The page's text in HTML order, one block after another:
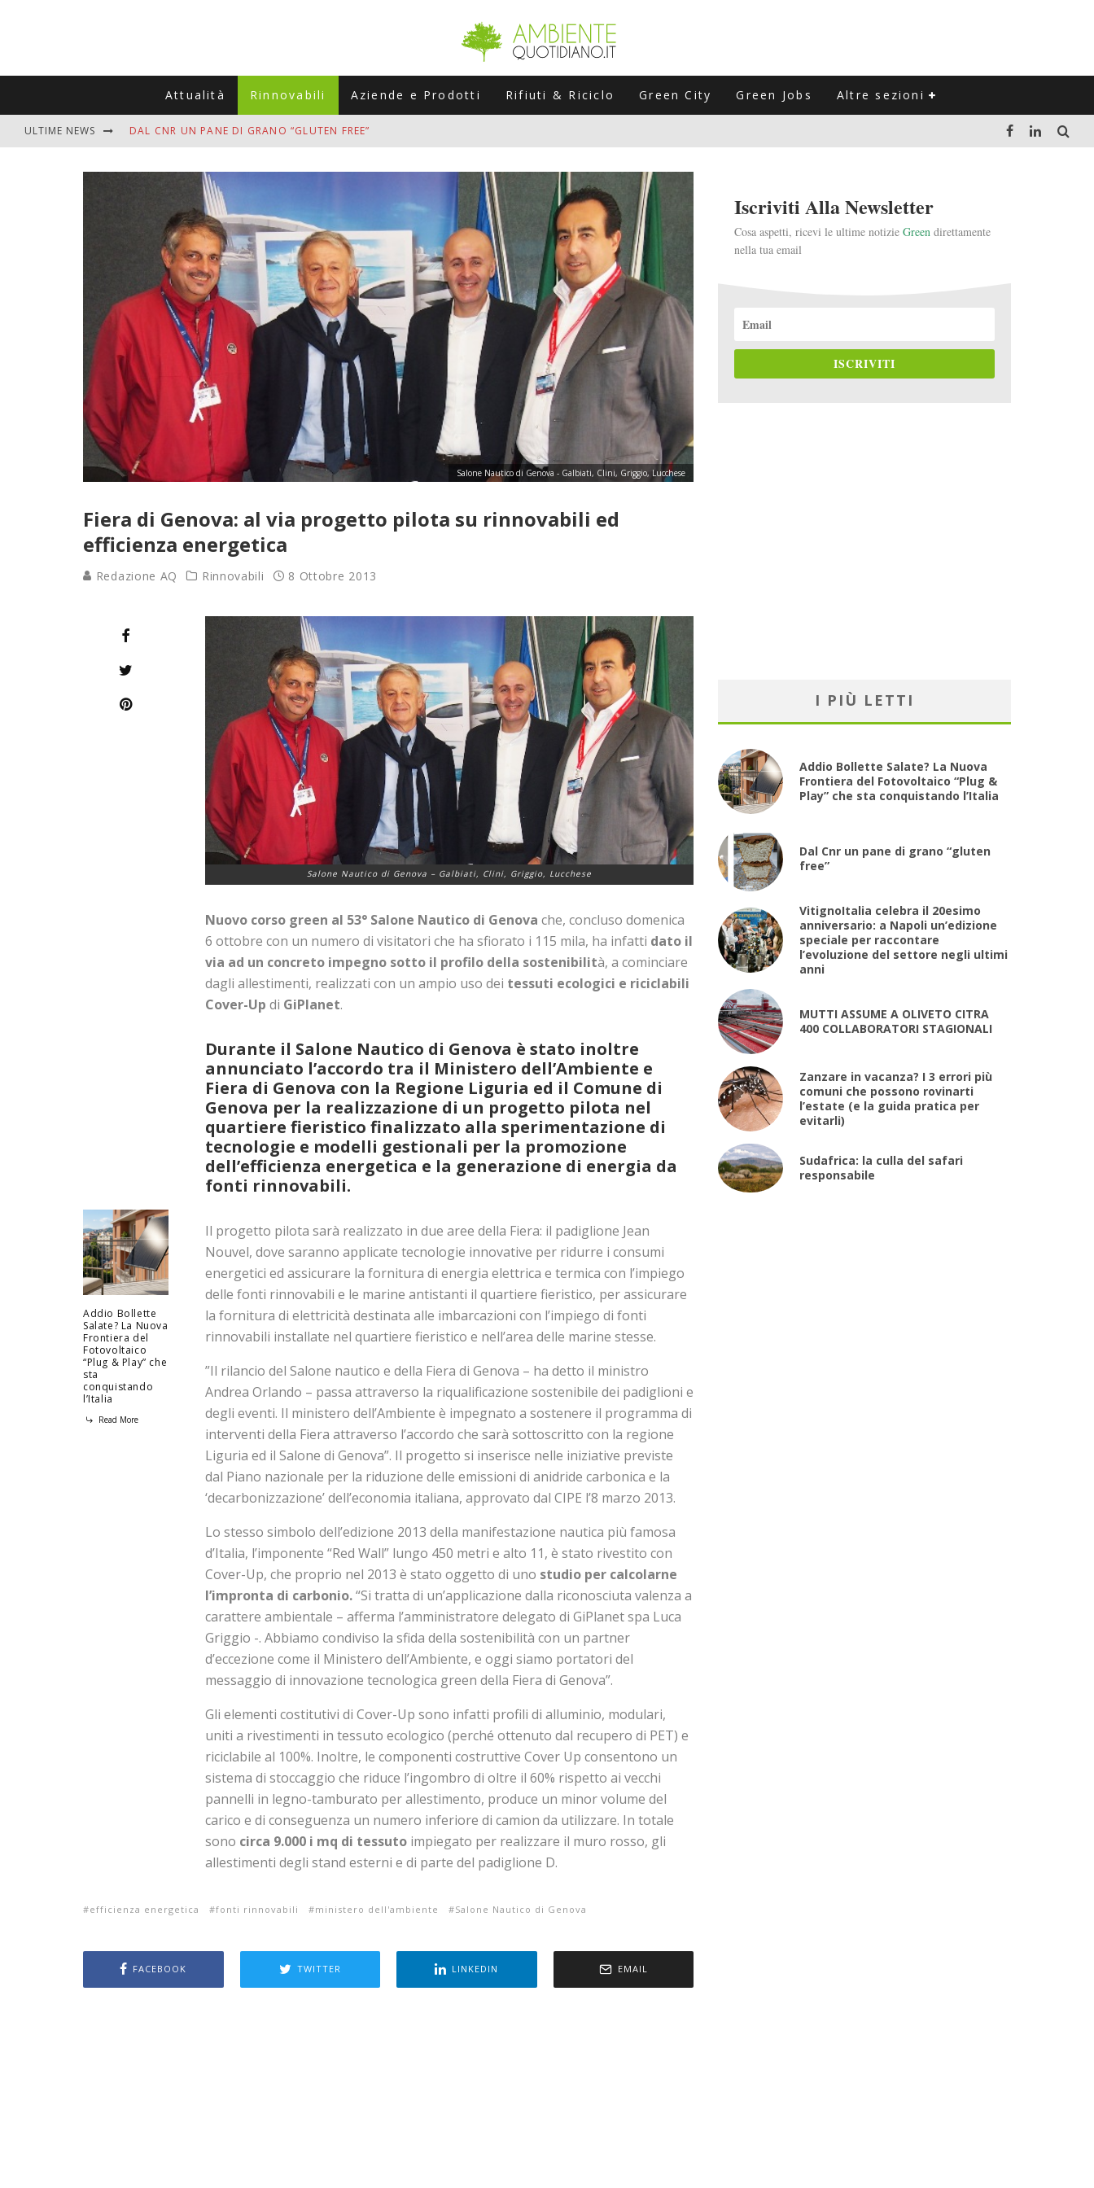
Attualità Rinnovabili Aziende e Prodotti Rifiuti & Riciclo Green City Green Jobs Altre sezioni
ULTIME NEWS DAL CNR UN PANE DI GRANO “GLUTEN FREE”
MUTTI ASSUME A OLIVETO CITRA 400 COLLABORATORI STAGIONALI
ZANZARE IN VACANZA? I 3 ERRORI PIÙ COMUNI CHE POSSONO ROVINARTI L’ESTATE (E LA GUIDA PRATICA PER EVITARLI)
ADDIO BOLLETTE SALATE? LA NUOVA FRONTIERA DEL FOTOVOLTAICO "PLUG & PLAY" CHE STA CONQUISTANDO L'ITALIA
Salone Nautico di Genova - Galbiati, Clini, Griggio, Lucchese
Fiera di Genova: al via progetto pilota su rinnovabili ed
efficienza energetica
Redazione AQ Rinnovabili 8 Ottobre 2013
Addio Bollette
Salate? La Nuova
Frontiera del
Fotovoltaico
“Plug & Play” che
sta
conquistando
l’Italia
Read More
Salone Nautico di Genova – Galbiati, Clini, Griggio, Lucchese
Nuovo corso green al 53° Salone Nautico di Genova che, concluso domenica
6 ottobre con un numero di visitatori che ha sfiorato i 115 mila, ha infatti dato il
via ad un concreto impegno sotto il profilo della sostenibilità, a cominciare
dagli allestimenti, realizzati con un ampio uso dei tessuti ecologici e riciclabili
Cover-Up di GiPlanet.
Durante il Salone Nautico di Genova è stato inoltre
annunciato l’accordo tra il Ministero dell’Ambiente e
Fiera di Genova con la Regione Liguria ed il Comune di
Genova per la realizzazione di un progetto pilota nel
quartiere fieristico finalizzato alla sperimentazione di
tecnologie e modelli gestionali per la promozione
dell’efficienza energetica e la generazione di energia da
fonti rinnovabili.
Il progetto pilota sarà realizzato in due aree della Fiera: il padiglione Jean
Nouvel, dove saranno applicate tecnologie innovative per ridurre i consumi
energetici ed assicurare la fornitura di energia elettrica e termica con l’impiego
delle fonti rinnovabili e le marine antistanti il quartiere fieristico, per assicurare
la fornitura di elettricità destinata alle imbarcazioni con l’impiego di fonti
rinnovabili installate nel quartiere fieristico e nell’area delle marine stesse.
”Il rilancio del Salone nautico e della Fiera di Genova – ha detto il ministro
Andrea Orlando – passa attraverso la riqualificazione sostenibile dei padiglioni e
degli eventi. Il ministero dell’Ambiente è impegnato a sostenere il programma di
interventi della Fiera attraverso l’accordo che sarà sottoscritto con la regione
Liguria ed il Salone di Genova”. Il progetto si inserisce nelle iniziative previste
dal Piano nazionale per la riduzione delle emissioni di anidride carbonica e la
‘decarbonizzazione’ dell’economia italiana, approvato dal CIPE l’8 marzo 2013.
Lo stesso simbolo dell’edizione 2013 della manifestazione nautica più famosa
d’Italia, l’imponente “Red Wall” lungo 450 metri e alto 11, è stato rivestito con
Cover-Up, che proprio nel 2013 è stato oggetto di uno studio per calcolarne
l’impronta di carbonio.“Si tratta di un’applicazione dalla riconosciuta valenza a
carattere ambientale – afferma l’amministratore delegato di GiPlanet spa Luca
Griggio -. Abbiamo condiviso la sfida della sostenibilità con un partner
d’eccezione come il Ministero dell’Ambiente, e oggi siamo portatori del
messaggio di innovazione tecnologica green della Fiera di Genova”.
Gli elementi costitutivi di Cover-Up sono infatti profili di alluminio, modulari,
uniti a rivestimenti in tessuto ecologico (perché ottenuto dal recupero di PET) e
riciclabile al 100%. Inoltre, le componenti costruttive Cover Up consentono un
sistema di stoccaggio che riduce l’ingombro di oltre il 60% rispetto ai vecchi
pannelli in legno-tamburato per allestimento, produce un minor volume del
carico e di conseguenza un numero inferiore di camion da utilizzare. In totale
sono circa 9.000 i mq di tessuto impiegato per realizzare il muro rosso, gli
allestimenti degli stand esterni e di parte del padiglione D.
efficienza energetica fonti rinnovabili ministero dell'ambiente Salone Nautico di Genova
FACEBOOK TWITTER LINKEDIN EMAIL
Iscriviti Alla Newsletter
Cosa aspetti, ricevi le ultime notizie Green direttamente
nella tua email
ISCRIVITI
I PIÙ LETTI
Addio Bollette Salate? La Nuova
Frontiera del Fotovoltaico “Plug &
Play” che sta conquistando l’Italia
Dal Cnr un pane di grano “gluten
free”
VitignoItalia celebra il 20esimo
anniversario: a Napoli un’edizione
speciale per raccontare
l’evoluzione del settore negli ultimi
anni
MUTTI ASSUME A OLIVETO CITRA
400 COLLABORATORI STAGIONALI
Zanzare in vacanza? I 3 errori più
comuni che possono rovinarti
l’estate (e la guida pratica per
evitarli)
Sudafrica: la culla del safari
responsabile